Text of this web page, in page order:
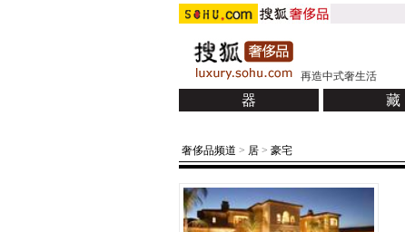
再造中式奢生活
器 藏
奢侈品频道 > 居 > 豪宅